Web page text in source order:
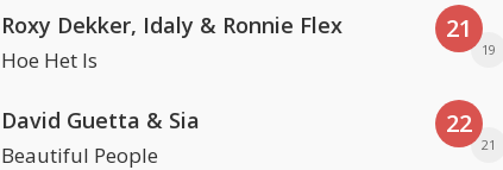
Roxy Dekker, Idaly & Ronnie Flex
Hoe Het Is
David Guetta & Sia
Beautiful People
21
19
22
21